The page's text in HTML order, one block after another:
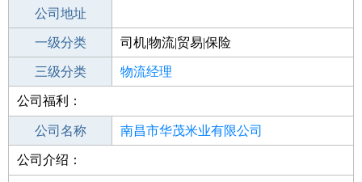
招聘结束时间
公司地址
一级分类 司机|物流|贸易|保险
二级分类 物流/仓储
三级分类 物流经理
其他行业
公司福利：
公司名称 南昌市华茂米业有限公司
公司类型
公司介绍：